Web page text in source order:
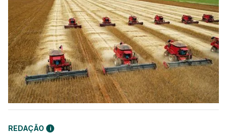
REDAÇÃO i